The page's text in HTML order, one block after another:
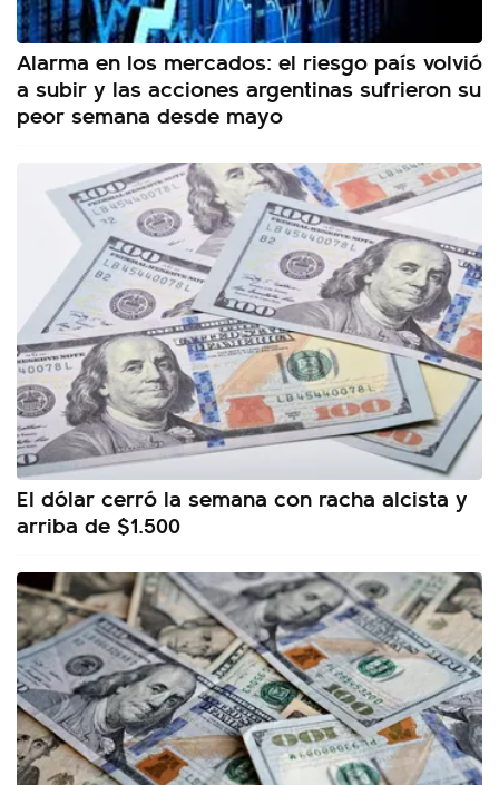
Alarma en los mercados: el riesgo país volvió
a subir y las acciones argentinas sufrieron su
peor semana desde mayo
El dólar cerró la semana con racha alcista y
arriba de $1.500